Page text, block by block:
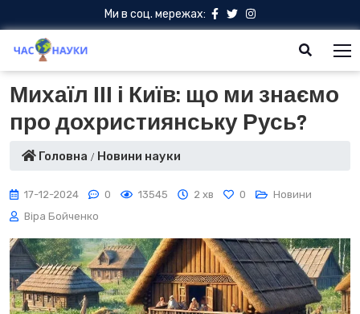
Ми в соц. мережах:
Михаїл ІІІ і Київ: що ми знаємо
про дохристиянську Русь?
Головна Новини науки
17-12-2024 0 13545 2 хв 0
Новини
Віра Бойченко